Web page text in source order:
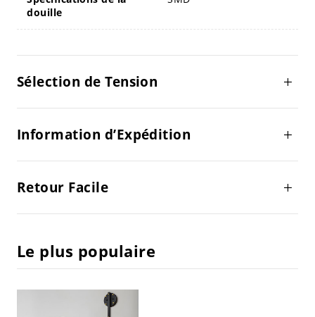
douille
Sélection de Tension
Information d’Expédition
Retour Facile
Le plus populaire